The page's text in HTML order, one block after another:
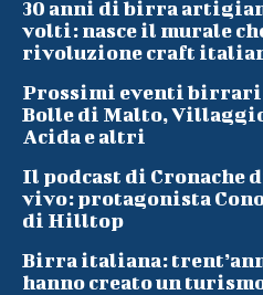
30 anni di birra
volti: nasce il murale
rivoluzione craft
Prossimi eventi birrari
Bolle di Malto,
Acida e altri
Il podcast di Cronache
vivo: protagonista
di Hilltop
Birra italiana:
hanno creato un